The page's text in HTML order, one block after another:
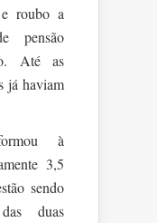
roubo a
pensão
Até as
já haviam
à
3,5
sendo
duas